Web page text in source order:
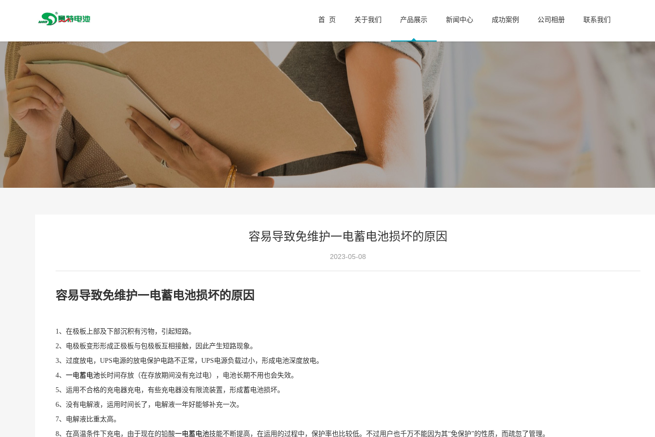
首 页 关于我们 产品展示 新闻中心 成功案例 公司相册 联系我们
容易导致免维护一电蓄电池损坏的原因
2023-05-08
容易导致免维护一电蓄电池损坏的原因
1、在极板上部及下部沉积有污物，引起短路。
2、电极板变形形成正极板与包极板互相接触，因此产生短路现象。
3、过度放电，UPS电源的放电保护电路不正常，UPS电源负载过小，形成电池深度放电。
4、 一电蓄电池长时间存放（在存放期间没有充过电），电池长期不用也会失效。
5、运用不合格的充电器充电，有些充电器没有限流装置，形成蓄电池损坏。
6、没有电解液，运用时间长了，电解液一年好能够补充一次。
7、电解液比重太高。
8、在高温条件下充电，由于现在的铅酸一电蓄电池技能不断提高，在运用的过程中，保护率也比较低。不过用户也千万不能因为其“免保护”的性质，而疏忽了管理。